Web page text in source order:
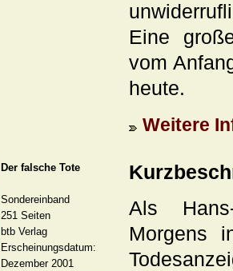
Eine
vom
heute.
Weitere
Der falsche Tote
Sondereinband
251 Seiten
btb Verlag
Erscheinungsdatum:
Dezember 2001
Als
Morgens